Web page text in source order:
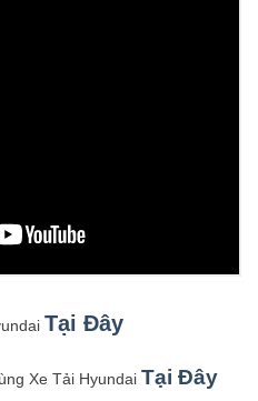
Tại Đây
Xe Tải Hyundai Tại Đây